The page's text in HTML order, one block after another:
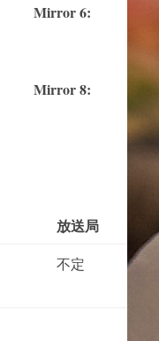
Mirror6:
Mirror 8:
放送局
不定